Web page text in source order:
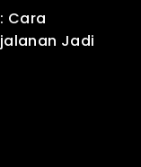
Cara
Jadi